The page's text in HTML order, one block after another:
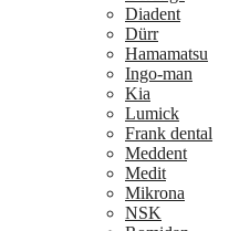
Diadent
Dürr
Hamamatsu
Ingo-man
Kia
Lumick
Frank dental
Meddent
Medit
Mikrona
NSK